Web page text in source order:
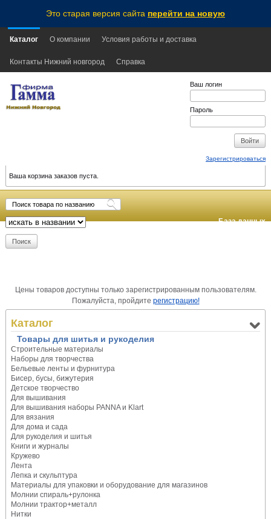
Это старая версия сайта перейти на новую
Каталог О компании Условия работы и доставка
Контакты Нижний новгород Справка
Ваш логин
Пароль
Зарегистрироваться
Ваша корзина заказов пуста.
База данных
Цены товаров доступны только зарегистрированным пользователям.
Пожалуйста, пройдите регистрацию!
Каталог
Товары для шитья и рукоделия
Строительные материалы
Наборы для творчества
Бельевые ленты и фурнитура
Бисер, бусы, бижутерия
Детское творчество
Для вышивания
Для вышивания наборы PANNA и Klart
Для вязания
Для дома и сада
Для рукоделия и шитья
Книги и журналы
Кружево
Лента
Лепка и скульптура
Материалы для упаковки и оборудование для магазинов
Молнии спираль+рулонка
Молнии трактор+металл
Нитки